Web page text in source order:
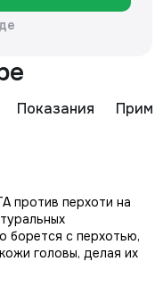
Показания
против перхоти на
борется с перхотью,
головы, делая их